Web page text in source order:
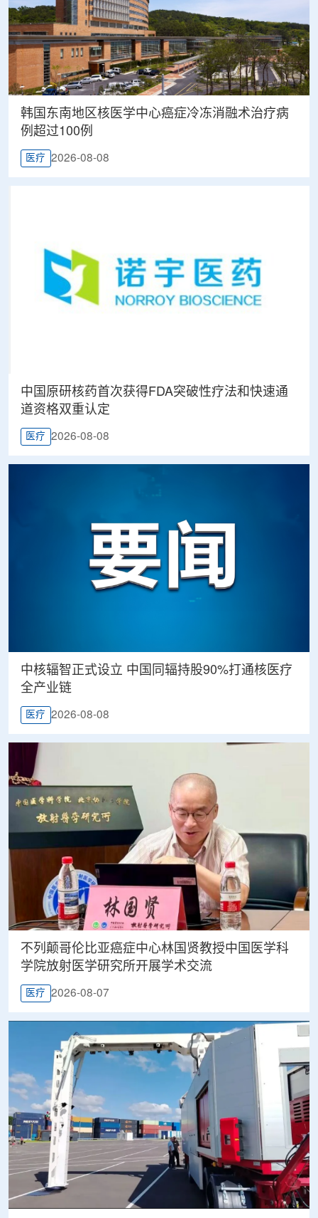
韩国东南地区核医学中心癌症冷冻消融术治疗病
例超过100例
医疗 2026-08-08
中国原研核药首次获得FDA突破性疗法和快速通
道资格双重认定
医疗 2026-08-08
中核辐智正式设立 中国同辐持股90%打通核医疗
全产业链
医疗 2026-08-08
不列颠哥伦比亚癌症中心林国贤教授中国医学科
学院放射医学研究所开展学术交流
医疗 2026-08-07